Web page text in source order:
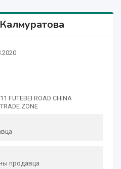
FUTEBEI ROAD CHINA
ZONE
продавца